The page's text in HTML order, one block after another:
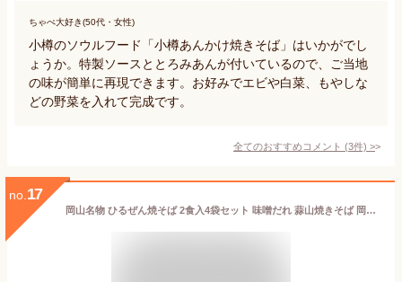
ちゃぺ大好き(50代・女性)
小樽のソウルフード「小樽あんかけ焼きそば」はいかがでし
ょうか。特製ソースととろみあんが付いているので、ご当地
の味が簡単に再現できます。お好みでエビや白菜、もやしな
どの野菜を入れて完成です。
全てのおすすめコメント (3件) >
no. 17
岡山名物 ひるぜん焼そば 2食入4袋セット 味噌だれ 蒜山焼きそば 岡山 ひるぜん名物 モチモチ麺 真庭市 ソウルフード ご当地焼きそば 食品 やきそば タレ【沖縄県・離島 配送不可】